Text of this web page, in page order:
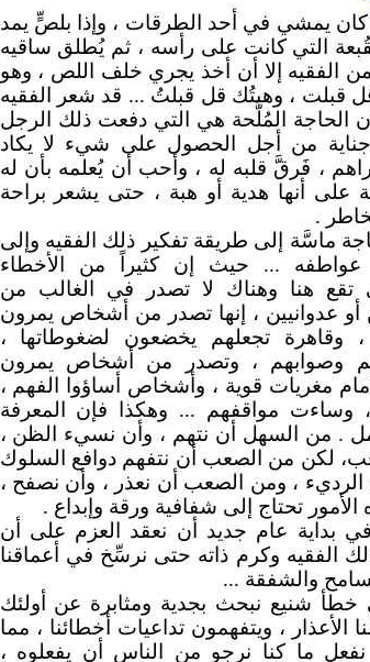
يمشي في أحد الطرقات ، وإذا بلصٍّ يمد
التي كانت على رأسه ، ثم يُطلق ساقيه
من الفقيه إلا أن أخذ يجري خلف اللص ، وهو
قبلت ، وهبتُك قل قبلتُ ... قد شعر الفقيه
الحاجة المُلَّحة هي التي دفعت ذلك الرجل
من أجل الحصول على شيء لا يكاد
، فَرقَّ قلبه له ، وأحب أن يُعلمه بأن له
على أنها هدية أو هبة ، حتى يشعر براحة
.
ماسَّة إلى طريقة تفكير ذلك الفقيه وإلى
عواطفه ... حيث إن كثيراً من الأخطاء
تقع هنا وهناك لا تصدر في الغالب من
عدوانيين ، إنها تصدر من أشخاص يمرون
تجعلهم يخضعون لضغوطاتها ،
وصوابهم ، وتصدر من أشخاص يمرون
مغريات قوية ، وأشخاص أساؤوا الفهم ،
وساءت مواقفهم ... وهكذا فإن المعرفة
. من السهل أن نتهم ، وأن نسيء الظن ،
لكن من الصعب أن نتفهم دوافع السلوك
، ومن الصعب أن نعذر ، وأن نصفح ،
تحتاج إلى شفافية ورقة وإبداع .
بداية عام جديد أن نعقد العزم على أن
الفقيه وكرم ذاته حتى نرسِّخ في أعماقنا
والشفقة ...
خطأ شنيع نبحث بجدية ومثابرة عن أولئك
الأعذار ، ويتفهمون تداعيات أخطائنا ، مما
ما كنا نرجو من الناس أن يفعلوه ،